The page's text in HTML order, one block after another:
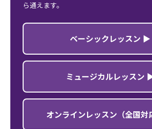
ら通えます。
ベーシックレッスン ▶
ミュージカルレッスン
オンラインレッスン（全国